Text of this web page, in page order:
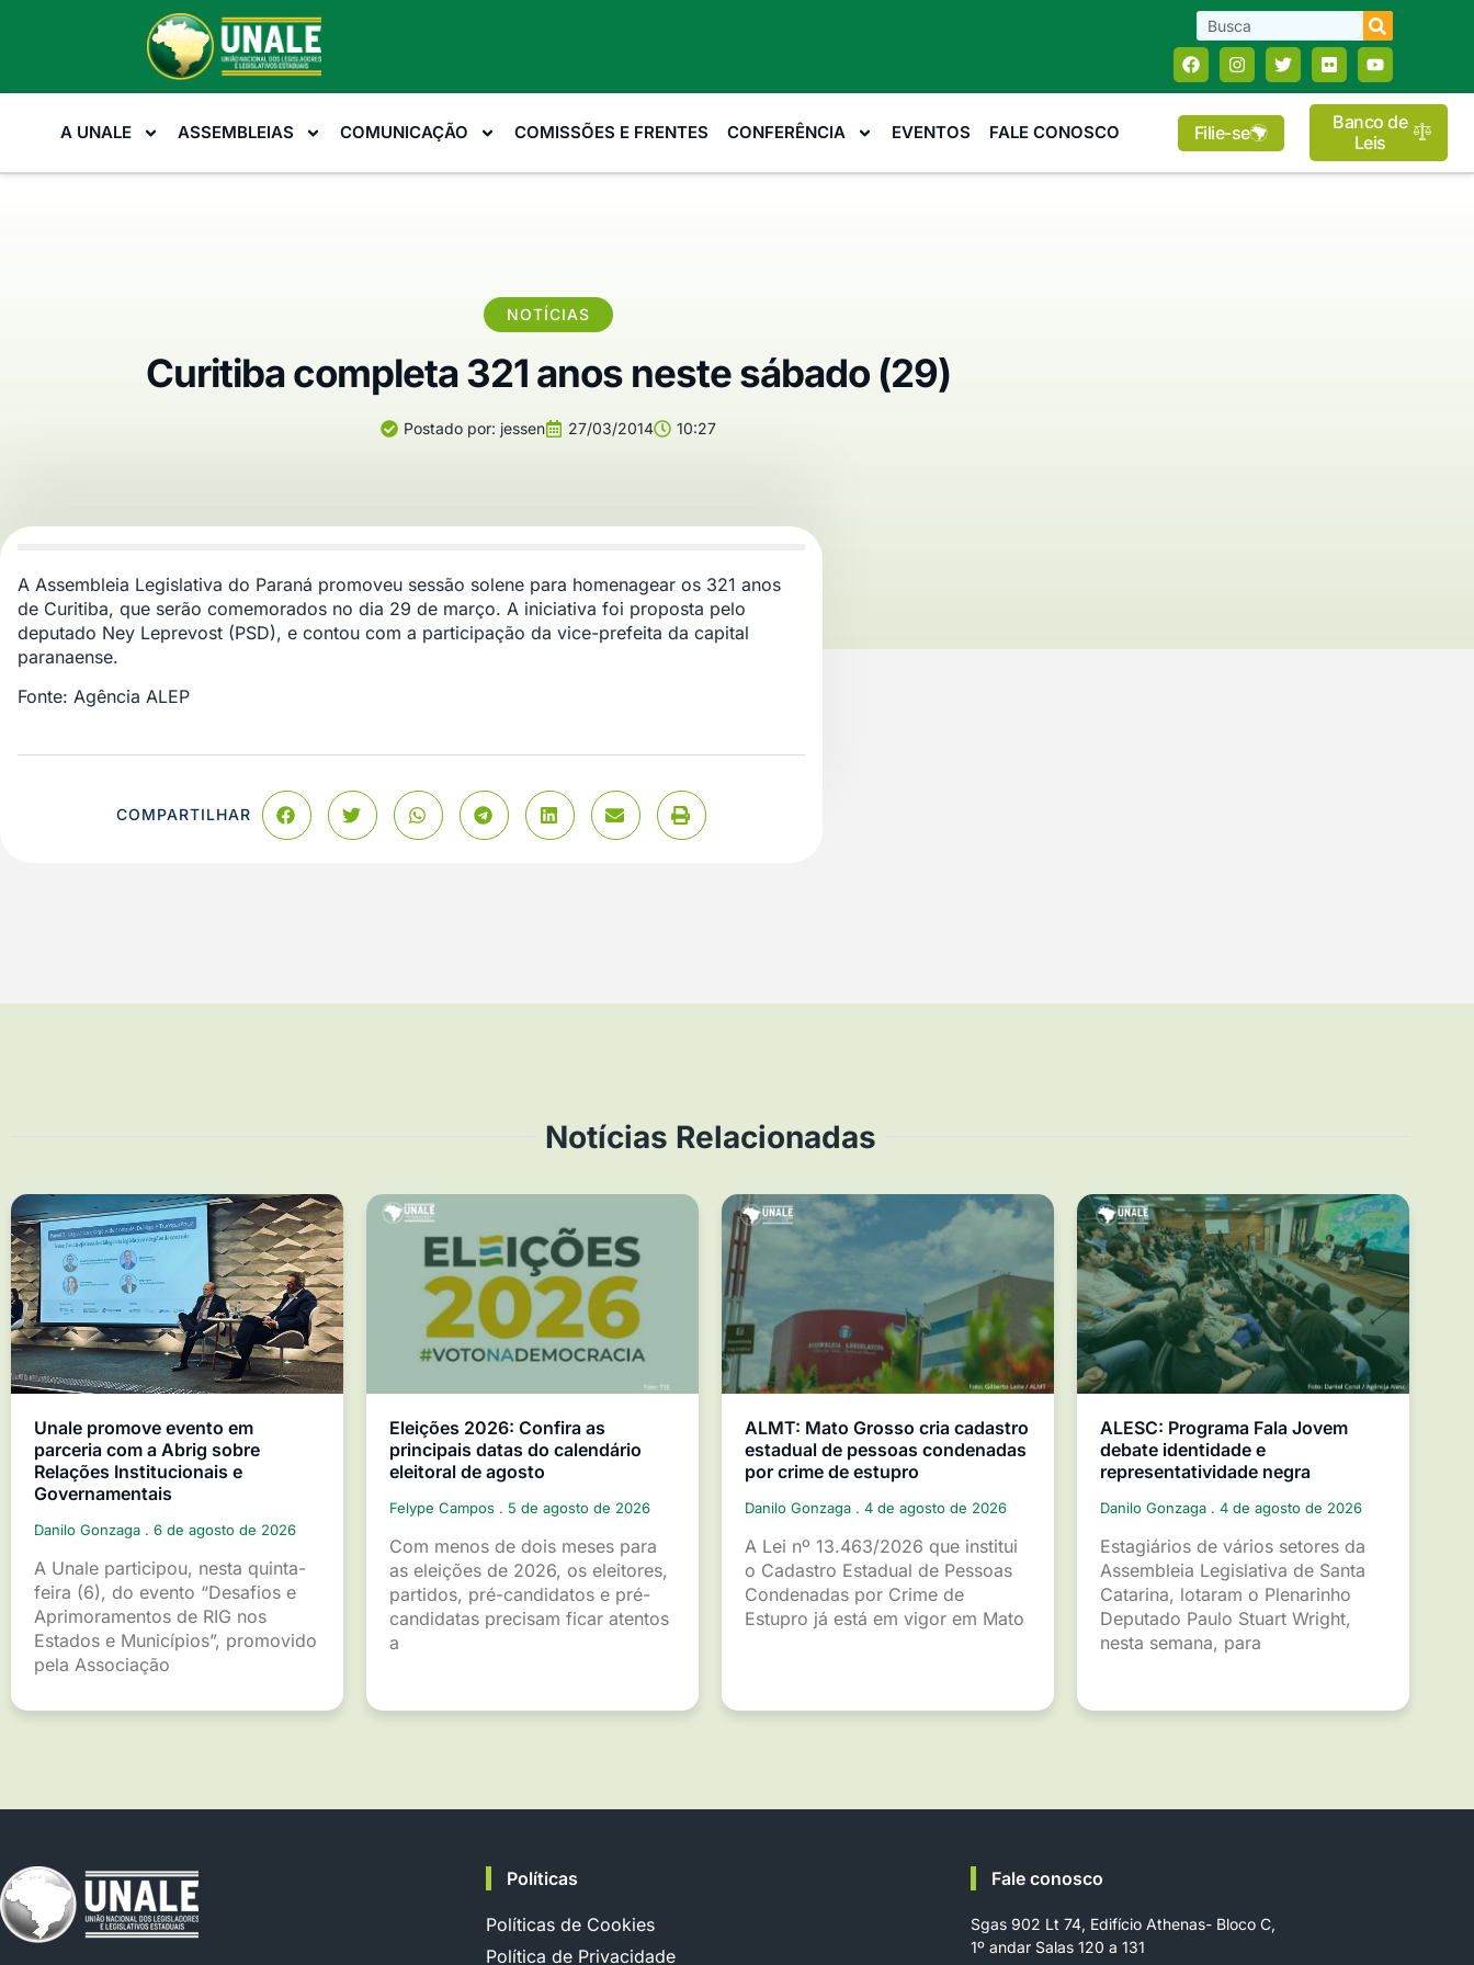
A UNALE ASSEMBLEIAS COMUNICAÇÃO COMISSÕES E FRENTES CONFERÊNCIA EVENTOS FALE CONOSCO Filie-se
Banco de
Leis
NOTÍCIAS
Curitiba completa 321 anos neste sábado (29)
Postado por: jessen 27/03/2014 10:27
A Assembleia Legislativa do Paraná promoveu sessão solene para homenagear os 321 anos
de Curitiba, que serão comemorados no dia 29 de março. A iniciativa foi proposta pelo
deputado Ney Leprevost (PSD), e contou com a participação da vice-prefeita da capital
paranaense.
Fonte: Agência ALEP
COMPARTILHAR
Notícias Relacionadas
Unale promove evento em
parceria com a Abrig sobre
Relações Institucionais e
Governamentais
Danilo Gonzaga 6 de agosto de 2026
A Unale participou, nesta quinta-
feira (6), do evento “Desafios e
Aprimoramentos de RIG nos
Estados e Municípios”, promovido
pela Associação
Eleições 2026: Confira as
principais datas do calendário
eleitoral de agosto
Felype Campos 5 de agosto de 2026
Com menos de dois meses para
as eleições de 2026, os eleitores,
partidos, pré-candidatos e pré-
candidatas precisam ficar atentos
a
ALMT: Mato Grosso cria cadastro
estadual de pessoas condenadas
por crime de estupro
Danilo Gonzaga 4 de agosto de 2026
A Lei nº 13.463/2026 que institui
o Cadastro Estadual de Pessoas
Condenadas por Crime de
Estupro já está em vigor em Mato
ALESC: Programa Fala Jovem
debate identidade e
representatividade negra
Danilo Gonzaga 4 de agosto de 2026
Estagiários de vários setores da
Assembleia Legislativa de Santa
Catarina, lotaram o Plenarinho
Deputado Paulo Stuart Wright,
nesta semana, para
Políticas
Políticas de Cookies
Política de Privacidade
Fale conosco
Sgas 902 Lt 74, Edifício Athenas- Bloco C,
1º andar Salas 120 a 131